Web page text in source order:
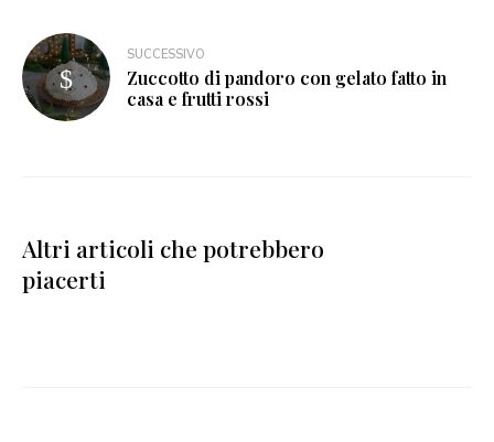
SUCCESSIVO
Zuccotto di pandoro con gelato fatto in
casa e frutti rossi
Altri articoli che potrebbero
piacerti